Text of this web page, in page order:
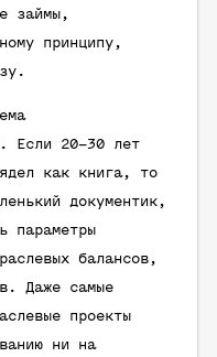
займы,
принципу,
Если 20–30 лет
как книга, то
документик,
параметры
балансов,
Даже самые
проекты
ни на